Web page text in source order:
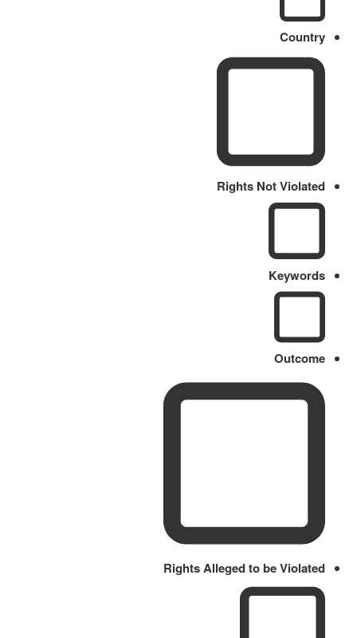
Country
Rights Not Violated
Keywords
Outcome
Rights Alleged to be Violated